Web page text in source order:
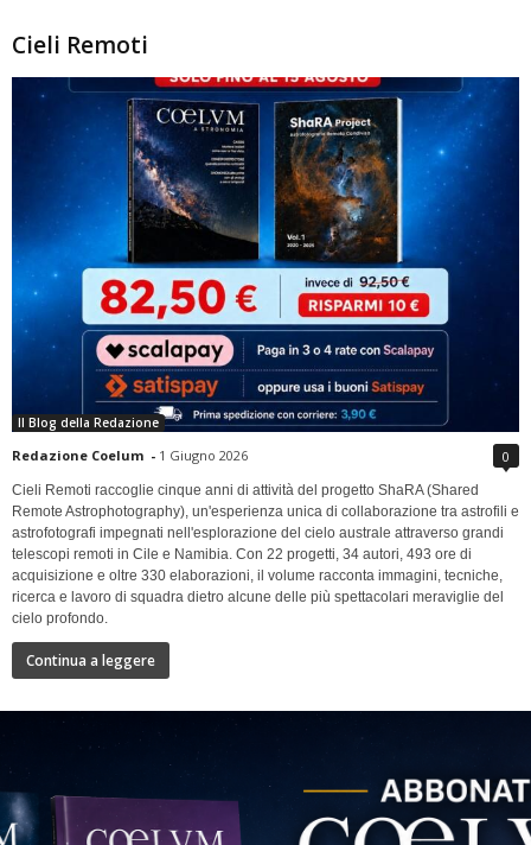
Cieli Remoti
Il Blog della Redazione
Redazione Coelum - 1 Giugno 2026 0
Cieli Remoti raccoglie cinque anni di attività del progetto ShaRA (Shared
Remote Astrophotography), un'esperienza unica di collaborazione tra astrofili e
astrofotografi impegnati nell'esplorazione del cielo australe attraverso grandi
telescopi remoti in Cile e Namibia. Con 22 progetti, 34 autori, 493 ore di
acquisizione e oltre 330 elaborazioni, il volume racconta immagini, tecniche,
ricerca e lavoro di squadra dietro alcune delle più spettacolari meraviglie del
cielo profondo.
Continua a leggere